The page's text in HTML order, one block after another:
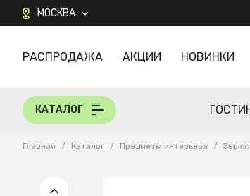
МОСКВА
КАТАЛОГ
РАСПРОДАЖА АКЦИИ НОВИНКИ
КАТАЛОГ
Главная / Каталог / Предметы интерьера /